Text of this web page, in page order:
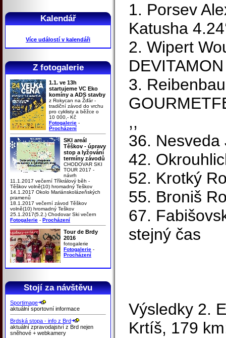
Kalendář
Více událostí v kalendáři
Z fotogalerie
1.1. ve 13h
startujeme VC Eko
komíny a ADS stavby
z Rokycan na Žďár -
tradiční závod do vrchu
pro cyklisty a běžce o
10 000,- Kč
Fotogalerie -
Procházení
SKI areál
Těškov - úpravy
stop a lyžování
termíny závodů
CHODOVAR SKI
TOUR 2017 -
návrh
11.1.2017 večerní Tříkrálový běh -
Těškov volně(10) hromadný Teškov
14.1.2017 Okolo Mariánskolázeňských
pramenů
18.1.2017 večerní závod Těškov
volně(10) hromadný Teškov
25.1.2017(5.2.) Chodovar Ski večern
Fotogalerie - Procházení
Tour de Brdy
2016
fotogalerie
Fotogalerie -
Procházení
Stojí za návštěvu
Sportimage
aktuální sportovní informace
Brdská stopa - info z Brd
aktuální zpravodajství z Brd nejen
sněhové + webkamery
1. Porsev
Katusha
2. Wipert
3.
,,
36. Nesveda
42.
52. Krotký
55. Broniš
67.
stejný čas
Výsledky 2.
Krtíš, 179